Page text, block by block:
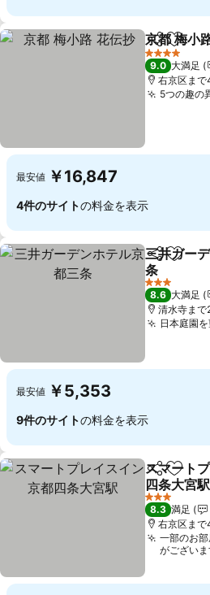
シェアお気
京都 梅小
4 ホテルのラ
9.0 大満足
右京区ま
5つの趣の
最安値 ￥16,847
4件のサイトの料金を表示
シェアお気
三井ガー
条
料金を表示
3 ホテルのラ
8.6 大満足
清水寺まで
日本庭園
最安値 ￥5,353
9件のサイトの料金を表示
シェアお気
スマート
四条大宮駅
料金を表示
3 ホテルのラン
8.3 満足
右京区ま
一部のお
がござい